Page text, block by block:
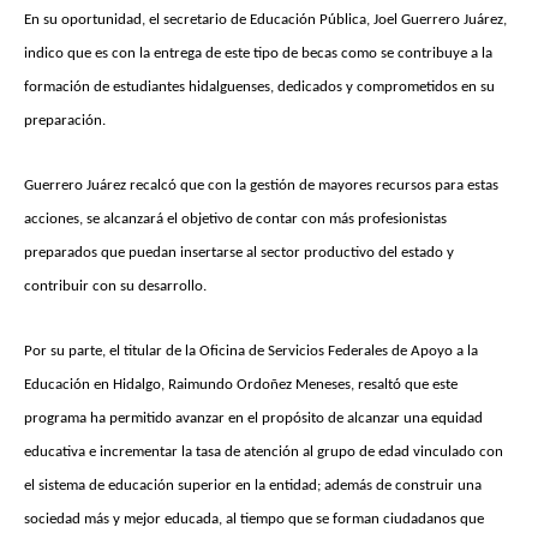
En su oportunidad, el secretario de Educación Pública, Joel Guerrero Juárez,
indico que es con la entrega de este tipo de becas como se contribuye a la
formación de estudiantes hidalguenses, dedicados y comprometidos en su
preparación.
Guerrero Juárez recalcó que con la gestión de mayores recursos para estas
acciones, se alcanzará el objetivo de contar con más profesionistas
preparados que puedan insertarse al sector productivo del estado y
contribuir con su desarrollo.
Por su parte, el titular de la Oficina de Servicios Federales de Apoyo a la
Educación en Hidalgo, Raimundo Ordoñez Meneses, resaltó que este
programa ha permitido avanzar en el propósito de alcanzar una equidad
educativa e incrementar la tasa de atención al grupo de edad vinculado con
el sistema de educación superior en la entidad; además de construir una
sociedad más y mejor educada, al tiempo que se forman ciudadanos que